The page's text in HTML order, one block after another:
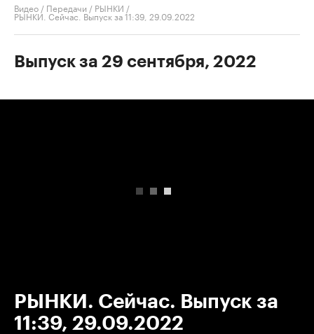
Видео / Передачи / РЫНКИ /
РЫНКИ. Сейчас. Выпуск за 11:39, 29.09.2022
Выпуск за 29 сентября, 2022
РЫНКИ. Сейчас. Выпуск за
11:39, 29.09.2022